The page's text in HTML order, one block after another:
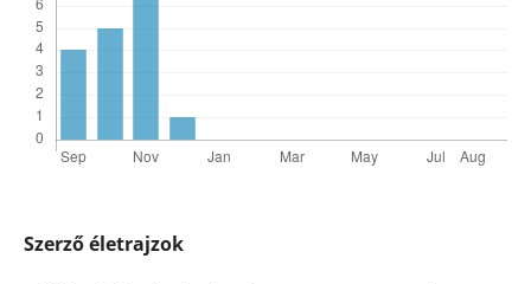
Szerző életrajzok